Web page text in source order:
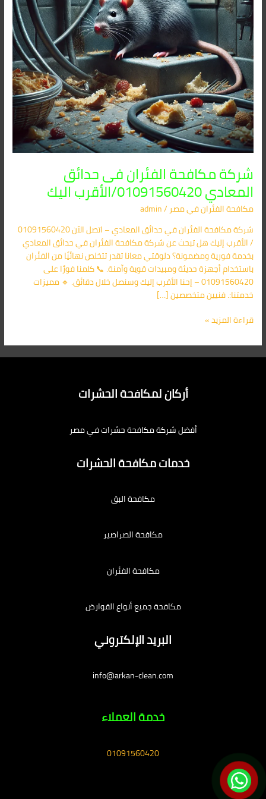
شركة مكافحة الفئران فى حدائق
المعادي 01091560420/الأقرب اليك
مكافحة الفئران​ في مصر/
admin
شركة مكافحة الفئران في حدائق المعادي – اتصل الآن 01091560420
/ الأقرب إليك هل تبحث عن شركة مكافحة الفئران في حدائق المعادي
بخدمة فورية ومضمونة؟ دلوقتي معانا تقدر تتخلص نهائيًا من الفئران
باستخدام أجهزة حديثة ومبيدات قوية وآمنة. 📞 كلمنا فورًا على
01091560420 – إحنا الأقرب إليك وسنصل خلال دقائق. 🔹 مميزات
خدمتنا:. فنيين متخصصين […]
الأقرب
اليك
قراءة المزيد »
أركان لمكافحة الحشرات
أفضل شركة مكافحة حشرات في مصر
خدمات مكافحة الحشرات
مكافحة البق
مكافحة الصراصير
مكافحة الفئران
مكافحة جميع أنواع القوارض
البريد الإلكتروني
info@arkan-clean.com
خدمة العملاء
01091560420